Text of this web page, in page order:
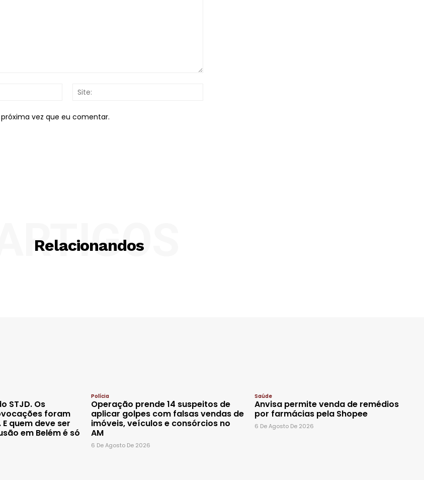
vez que eu comentar.
Relacionandos
ARTIGOS
STJD. Os
foram
quem deve ser
em Belém é só
Polícia
Operação prende 14 suspeitos de
aplicar golpes com falsas vendas de
imóveis, veículos e consórcios no
AM
6 De Agosto De 2026
Saúde
Anvisa permite venda de remédios
por farmácias pela Shopee
6 De Agosto De 2026